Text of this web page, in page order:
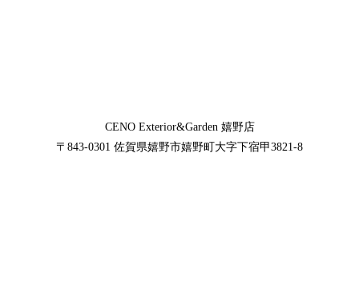
CENO Exterior&Garden嬉野店
〒843-0301 佐賀県嬉野市嬉野町大字下宿甲3821-8